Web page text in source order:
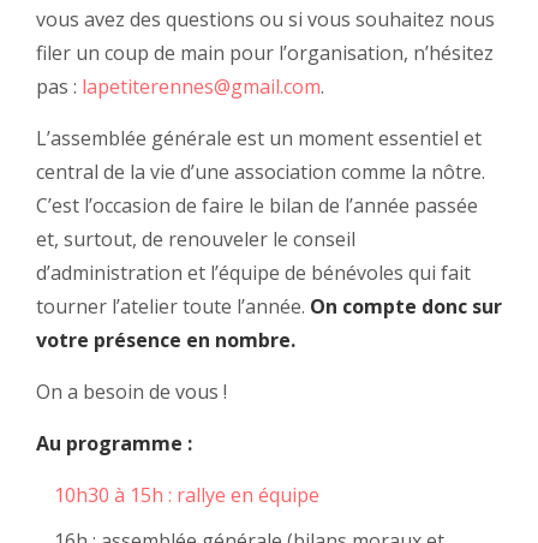
vous avez des questions ou si vous souhaitez nous
filer un coup de main pour l’organisation, n’hésitez
pas : lapetiterennes@gmail.com.
L’assemblée générale est un moment essentiel et
central de la vie d’une association comme la nôtre.
C’est l’occasion de faire le bilan de l’année passée
et, surtout, de renouveler le conseil
d’administration et l’équipe de bénévoles qui fait
tourner l’atelier toute l’année. On compte donc sur
votre présence en nombre.
On a besoin de vous !
Au programme :
10h30 à 15h : rallye en équipe